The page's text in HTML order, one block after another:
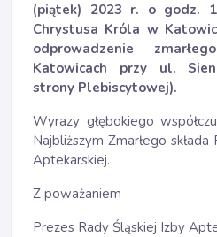
(piątek) 2023 r. o godz.
Chrystusa Króla w
odprowadzenie
Katowicach przy ul.
strony Plebiscytowej).
Wyrazy głębokiego
Najbliższym Zmarłego
Aptekarskiej.
Z poważaniem
Prezes Rady Śląskiej Izby